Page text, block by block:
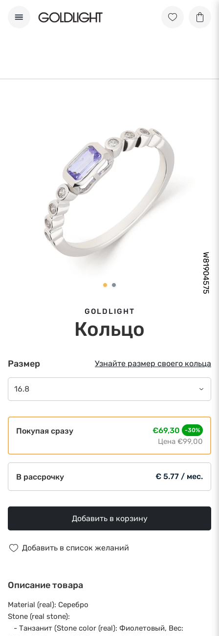
W81904575
GOLDLIGHT
Кольцо
Размер Узнайте размер своего кольца
16.8
Покупая сразу €69,30 -30%
Цена €99,00
В рассрочку € 5.77 / мес.
Добавить в корзину
Добавить в список желаний
Описание товара
Material (real): Серебро
Stone (real stone):
- Танзанит (Stone color (real): Фиолетовый, Вес: